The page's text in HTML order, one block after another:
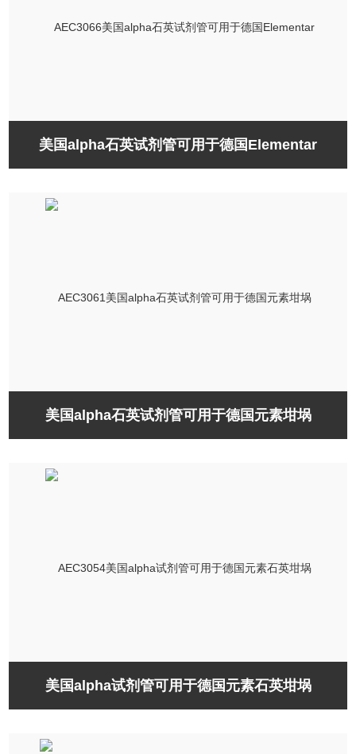
美国alpha石英试剂管可用于德国Elementar
美国alpha石英试剂管可用于德国元素坩埚
美国alpha试剂管可用于德国元素石英坩埚